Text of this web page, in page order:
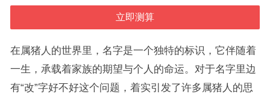
在属猪人的世界里，名字是一个独特的标识，它伴随着
一生，承载着家族的期望与个人的命运。对于名字里边
有“改”字好不好这个问题，着实引发了许多属猪人的思